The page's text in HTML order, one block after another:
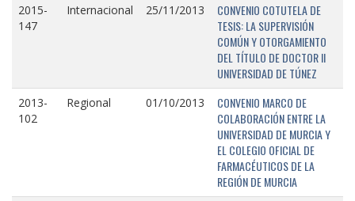
2015-
147
Internacional 25/11/2013
CONVENIO COTUTELA DE
TESIS: LA SUPERVISIÓN
COMÚN Y OTORGAMIENTO
DEL TÍTULO DE DOCTOR II
UNIVERSIDAD DE TÚNEZ
2013-
102
Regional 01/10/2013
CONVENIO MARCO DE
COLABORACIÓN ENTRE LA
UNIVERSIDAD DE MURCIA Y
EL COLEGIO OFICIAL DE
FARMACÉUTICOS DE LA
REGIÓN DE MURCIA